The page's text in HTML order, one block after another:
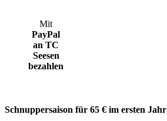
Mit
PayPal
an TC
Seesen
bezahlen
Schnuppersaison für 65 € im ersten Jahr